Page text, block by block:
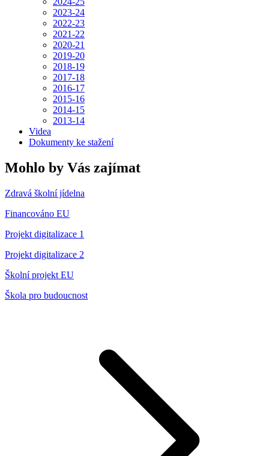
2023-24
2022-23
2021-22
2020-21
2019-20
2018-19
2017-18
2016-17
2015-16
2014-15
2013-14
Videa
Dokumenty ke stažení
Mohlo by Vás zajímat
Zdravá školní jídelna
Financováno EU
Projekt digitalizace 1
Projekt digitalizace 2
Školní projekt EU
Škola pro budoucnost